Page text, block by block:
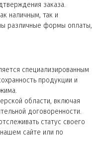
заказа.
наличным, так и
различные формы оплаты,
специализированным
продукции и
области, включая
договоренности.
статус своего
сайте или по